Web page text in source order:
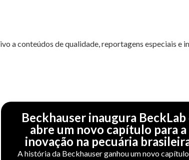
a conteúdos de qualidade, reportagens especiais
Beckhauser inaugura BeckLab
abre um novo capítulo para a
inovação na pecuária
A história da Beckhauser ganhou um novo